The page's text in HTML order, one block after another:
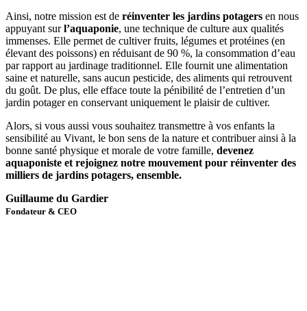
Ainsi, notre mission est de réinventer les jardins potagers en nous
appuyant surl’aquaponie, une technique de culture aux qualités
immenses. Elle permet de cultiver fruits, légumes et protéines (en
élevant des poissons) en réduisant de 90 %, la consommation d’eau
par rapport au jardinage traditionnel. Elle fournit une alimentation
saine et naturelle, sans aucun pesticide, des aliments qui retrouvent
du goût. De plus, elle efface toute la pénibilité de l’entretien d’un
jardin potager en conservant uniquement le plaisir de cultiver.
Alors, si vous aussi vous souhaitez transmettre à vos enfants la
sensibilité au Vivant, le bon sens de la nature et contribuer ainsi à la
bonne santé physique et morale de votre famille, devenez
aquaponiste et rejoignez notre mouvement pour réinventer des
milliers de jardins potagers, ensemble.
Guillaume du Gardier
Fondateur & CEO